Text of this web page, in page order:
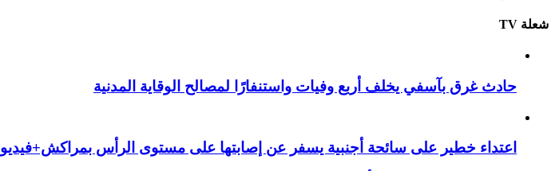
شعلة TV
حادث غرق بآسفي يخلف أربع وفيات واستنفارًا لمصالح الوقاية المدنية
اعتداء خطير على سائحة أجنبية يسفر عن إصابتها على مستوى الرأس بمراكش+فيديو